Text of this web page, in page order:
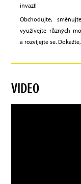
invazí!
Obchodujte,
využívejte různých
a rozvíjejte se.
VIDEO